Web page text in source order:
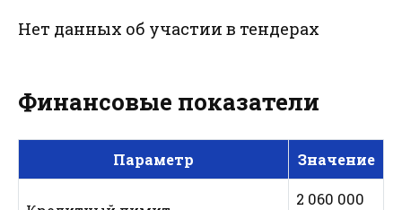
Нет данных об участии в тендерах
Финансовые показатели
Параметр Значение
2 060 000